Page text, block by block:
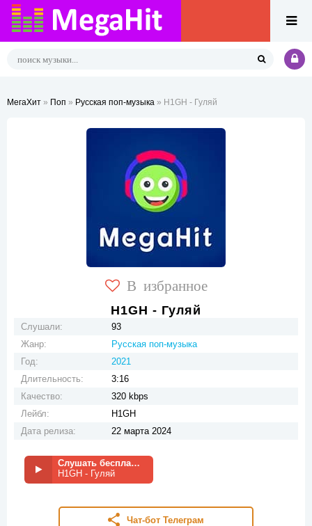
МегаХит » Поп » Русская поп-музыка » H1GH - Гуляй
В избранное
H1GH - Гуляй
Слушали:
93
Жанр:
Русская поп-музыка
Год:
2021
Длительность:
3:16
Качество:
320 kbps
Лейбл:
H1GH
Дата релиза:
22 марта 2024
Слушать бесплатно
H1GH - Гуляй
Чат-бот Телеграм